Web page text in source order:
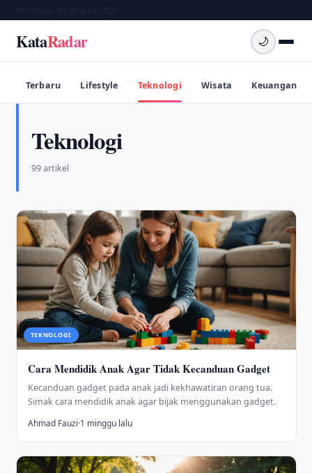
KataRadar 🌙
Terbaru Lifestyle Teknologi Wisata Keuangan
Teknologi
99 artikel
TEKNOLOGI
Cara Mendidik Anak Agar Tidak Kecanduan Gadget
Kecanduan gadget pada anak jadi kekhawatiran orang tua.
Simak cara mendidik anak agar bijak menggunakan gadget.
Ahmad Fauzi·1 minggu lalu